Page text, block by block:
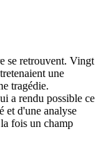
se retrouvent. Vingt
une
tragédie.
a rendu possible ce
et d'une analyse
fois un champ